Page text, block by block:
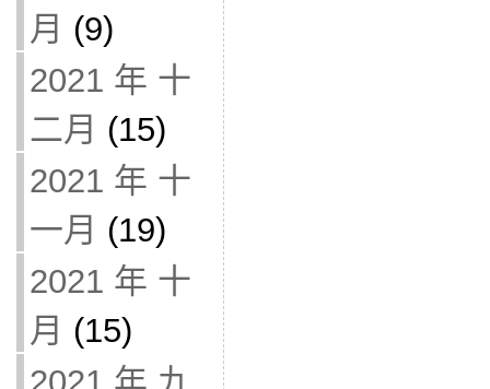
月 (9)
2021 年 十
二月 (15)
2021 年 十
一月 (19)
2021 年 十
月 (15)